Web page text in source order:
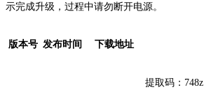
示完成升级，过程中请勿断开电源。
版本号 发布时间 下载地址
提取码：748z